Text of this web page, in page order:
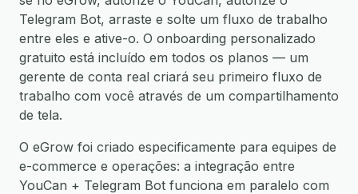
Telegram Bot, arraste e solte um fluxo de trabalho
entre eles e ative-o. O onboarding personalizado
gratuito está incluído em todos os planos — um
gerente de conta real criará seu primeiro fluxo de
trabalho com você através de um compartilhamento
de tela.
O eGrow foi criado especificamente para equipes de
e-commerce e operações: a integração entre
YouCan + Telegram Bot funciona em paralelo com